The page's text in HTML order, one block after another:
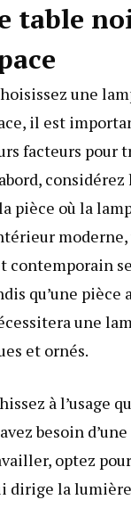
table
une
il est
facteurs pour
pièce où la
moderne,
contemporain
qu’une pièce
une
et ornés.
à l’usage
besoin
optez
dirige la lumière